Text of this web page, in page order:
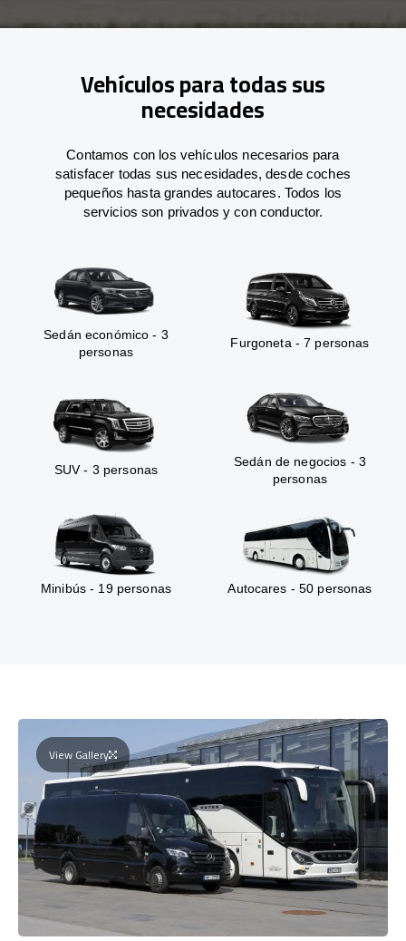
Vehículos para todas sus
necesidades
Contamos con los vehículos necesarios para
satisfacer todas sus necesidades, desde coches
pequeños hasta grandes autocares. Todos los
servicios son privados y con conductor.
Sedán económico - 3
personas
Furgoneta - 7 personas
SUV - 3 personas
Sedán de negocios - 3
personas
Minibús - 19 personas Autocares - 50 personas
View Gallery